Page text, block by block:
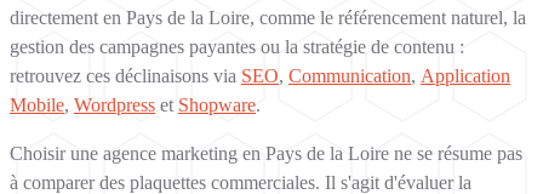
directement en Pays de la Loire, comme le référencement naturel, la
gestion des campagnes payantes ou la stratégie de contenu :
retrouvez ces déclinaisons via SEO, Communication, Application
Mobile, Wordpress et Shopware.
Choisir une agence marketing en Pays de la Loire ne se résume pas
à comparer des plaquettes commerciales. Il s'agit d'évaluer la